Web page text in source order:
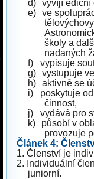
d) vyvíjí ediční
e) ve
školy a
nadaných
f)
vypisuje
g) vystupuje
h) aktivně se
i)
poskytuje
činnost,
j)
vydává pro
k)
působí v
provozuje
Článek 4:
1. Členství je
2. Individuální
juniorní.